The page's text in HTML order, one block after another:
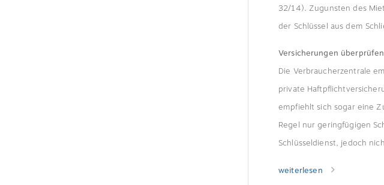
32/14). Zugunsten des
der Schlüssel aus dem
Versicherungen überprüfen
Die Verbraucherzentrale
private
empfiehlt sich sogar eine
Regel nur geringfügigen
Schlüsseldienst, jedoch
weiterlesen